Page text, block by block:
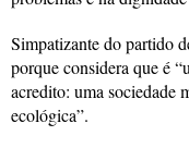
Simpatizante do partido
porque considera que é
acredito: uma sociedade
ecológica”.